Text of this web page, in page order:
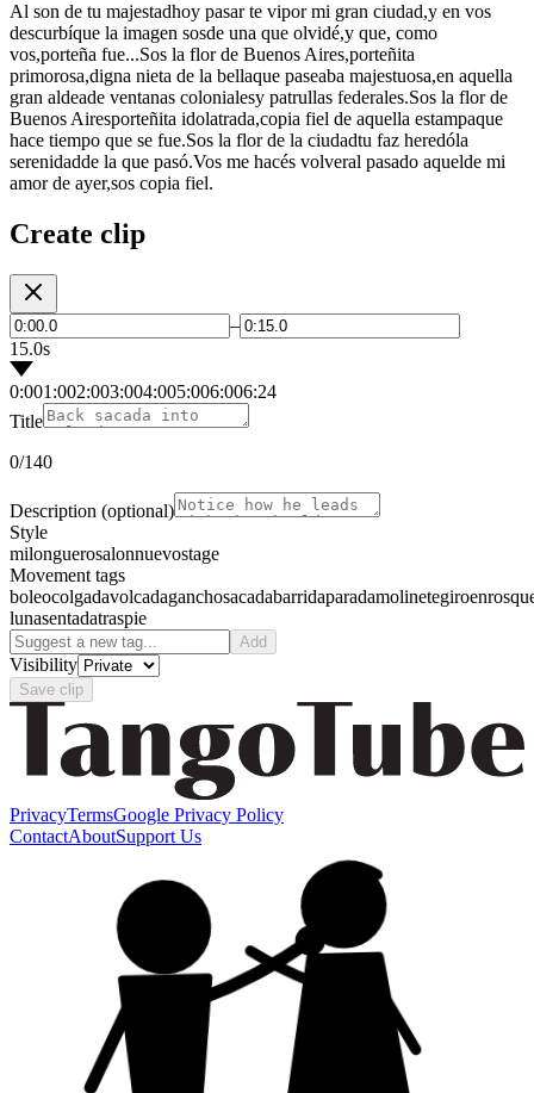
Al son de tu majestadhoy pasar te vipor mi gran ciudad,y en vos
descurbíque la imagen sosde una que olvidé,y que, como
vos,porteña fue...Sos la flor de Buenos Aires,porteñita
primorosa,digna nieta de la bellaque paseaba majestuosa,en aquella
gran aldeade ventanas colonialesy patrullas federales.Sos la flor de
Buenos Airesporteñita idolatrada,copia fiel de aquella estampaque
hace tiempo que se fue.Sos la flor de la ciudadtu faz heredóla
serenidadde la que pasó.Vos me hacés volveral pasado aquelde mi
amor de ayer,sos copia fiel.
Create clip
–
15.0s
0:001:002:003:004:005:006:006:24
Title
0/140
Description (optional)
Style
milonguerosalonnuevostage
Movement tags
boleocolgadavolcadaganchosacadabarridaparadamolinetegiro
lunasentadatraspie
Add
Visibility
Save clip
PrivacyTermsGoogle Privacy Policy
ContactAboutSupport Us